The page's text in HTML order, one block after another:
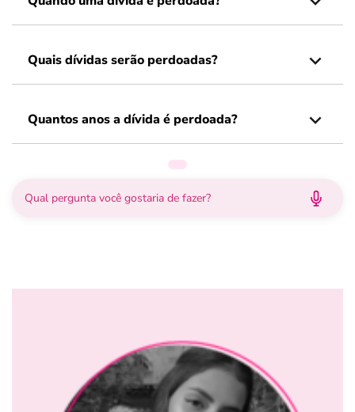
Quais dívidas serão perdoadas?
Quantos anos a dívida é perdoada?